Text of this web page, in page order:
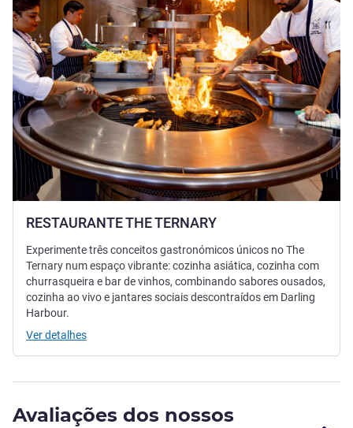
RESTAURANTE THE TERNARY
Experimente três conceitos gastronómicos únicos no The
Ternary num espaço vibrante: cozinha asiática, cozinha com
churrasqueira e bar de vinhos, combinando sabores ousados,
cozinha ao vivo e jantares sociais descontraídos em Darling
Harbour.
Ver detalhes
Avaliações dos nossos